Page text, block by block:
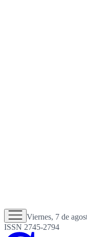
Viernes, 7 de
ISSN 2745-2794